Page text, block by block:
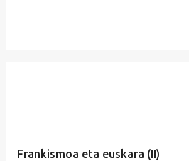
Frankismoa eta euskara (II)